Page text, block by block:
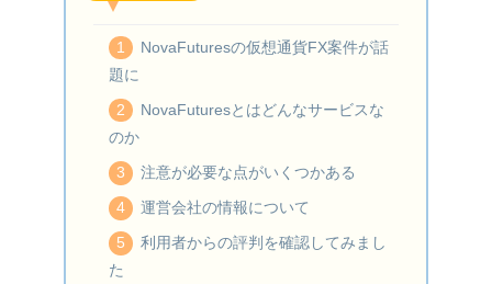
NovaFuturesの仮想通貨FX案件が話
題に
NovaFuturesとはどんなサービスな
のか
注意が必要な点がいくつかある
運営会社の情報について
利用者からの評判を確認してみまし
た